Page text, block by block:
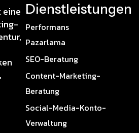
eine Dienstleistungen
Performans
Pazarlama
SEO-Beratung
Content-Marketing-
Beratung
Social-Media-Konto-
Verwaltung